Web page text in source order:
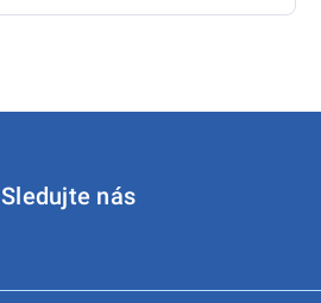
Sledujte nás